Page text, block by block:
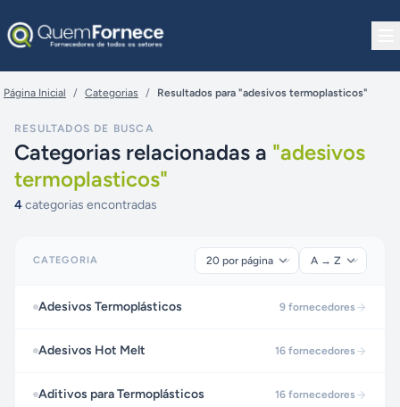
Página Inicial / Categorias / Resultados para "adesivos termoplasticos"
RESULTADOS DE BUSCA
Categorias relacionadas a "adesivos
termoplasticos"
4categorias encontradas
CATEGORIA
Adesivos Termoplásticos 9 fornecedores
Adesivos Hot Melt 16 fornecedores
Aditivos para Termoplásticos 16 fornecedores